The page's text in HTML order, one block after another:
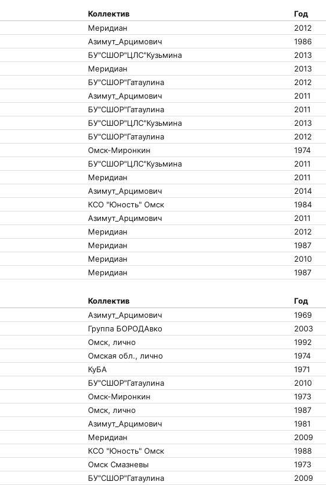
Коллектив Год
Меридиан 2012
Азимут_Арцимович 1986
БУ"СШОР"ЦЛС"Кузьмина 2013
Меридиан 2013
БУ"СШОР"Гатаулина 2012
Азимут_Арцимович 2011
БУ"СШОР"Гатаулина 2011
БУ"СШОР"ЦЛС"Кузьмина 2013
БУ"СШОР"Гатаулина 2012
Омск-Миронкин 1974
БУ"СШОР"ЦЛС"Кузьмина 2011
Меридиан 2011
Азимут_Арцимович 2014
КСО "Юность" Омск 1984
Азимут_Арцимович 2011
Меридиан 2012
Меридиан 1987
Меридиан 2010
Меридиан 1987
Коллектив Год
Азимут_Арцимович 1969
Группа БОРОДАвко 2003
Омск, лично 1992
Омская обл., лично 1974
КуБА 1971
БУ"СШОР"Гатаулина 2010
Омск-Миронкин 1973
Омск, лично 1987
Азимут_Арцимович 1981
Меридиан 2009
КСО "Юность" Омск 1988
Омск Смазневы 1973
БУ"СШОР"Гатаулина 2009